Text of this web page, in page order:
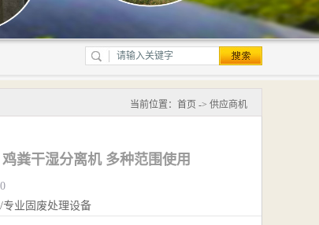
当前位置： 首页 -> 供应商机
粪干湿分离机 多种范围使用
专业固废处理设备